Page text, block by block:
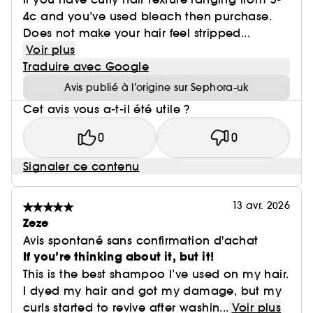
4c and you’ve used bleach then purchase.
Does not make your hair feel stripped...
Voir plus
Traduire avec Google
Avis publié à l’origine sur Sephora-uk
Cet avis vous a-t-il été utile ?
0 0
Signaler ce contenu
13 avr. 2026
Zeze
Avis spontané sans confirmation d'achat
If you’re thinking about it, but it!
This is the best shampoo I’ve used on my hair.
I dyed my hair and got my damage, but my
curls started to revive after washin... Voir plus